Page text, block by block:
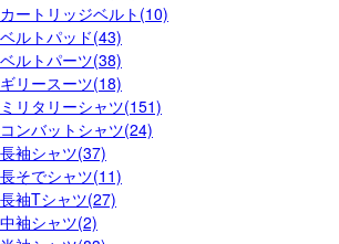
カートリッジベルト(10)
ベルトパッド(43)
ベルトパーツ(38)
ギリースーツ(18)
ミリタリーシャツ(151)
コンバットシャツ(24)
長袖シャツ(37)
長そでシャツ(11)
長袖Tシャツ(27)
中袖シャツ(2)